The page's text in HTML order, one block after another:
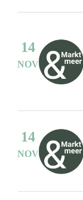
14
NOV
14
NOV